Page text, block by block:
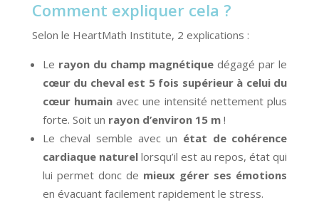
Comment expliquer cela ?
Selon le HeartMath Institute, 2 explications :
Le rayon du champ magnétique dégagé par le
cœur du cheval est 5 fois supérieur à celui du
cœur humain avec une intensité nettement plus
forte. Soit un rayon d’environ 15 m!
Le cheval semble avec un état de cohérence
cardiaque naturellorsqu’il est au repos, état qui
lui permet donc de mieux gérer ses émotions
en évacuant facilement rapidement le stress.